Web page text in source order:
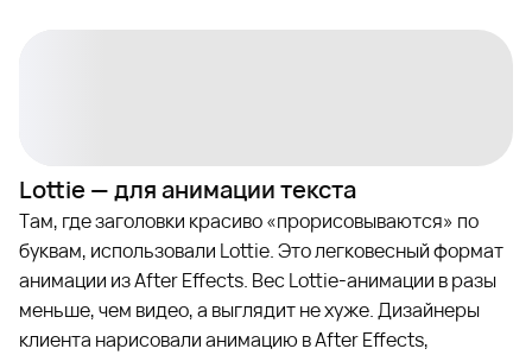
Lottie — для анимации текста
Там, где заголовки красиво «прорисовываются» по
буквам, использовали Lottie. Это легковесный формат
анимации из After Effects. Вес Lottie-анимации в разы
меньше, чем видео, а выглядит не хуже. Дизайнеры
клиента нарисовали анимацию в After Effects,